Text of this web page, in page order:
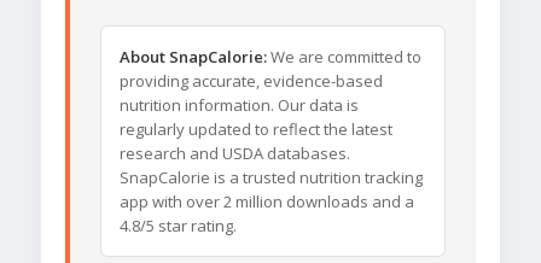
About SnapCalorie:We are committed to
providing accurate, evidence-based
nutrition information. Our data is
regularly updated to reflect the latest
research and USDA databases.
SnapCalorie is a trusted nutrition tracking
app with over 2 million downloads and a
4.8/5 star rating.